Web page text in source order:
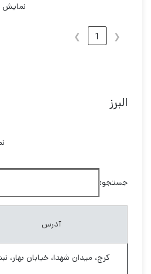
نمایش 1 تا 22 از مجموع 22 مورد
❮
1
❯
البرز
جستجو:
آدرس
کرج، میدان شهدا، خیابان بهار،